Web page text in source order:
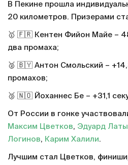
В Пекине прошла
20 километров. Призерами
🥇 🇫🇷 Кентен Фийон Майе –
два промаха;
🥈 🇧🇾 Антон Смольский –
промахов;
🥉 🇳🇴 Йоханнес Бе – +31,1
От России в гонке
Максим Цветков, Эдуард
Логинов, Карим Халили.
Лучшим стал Цветков,